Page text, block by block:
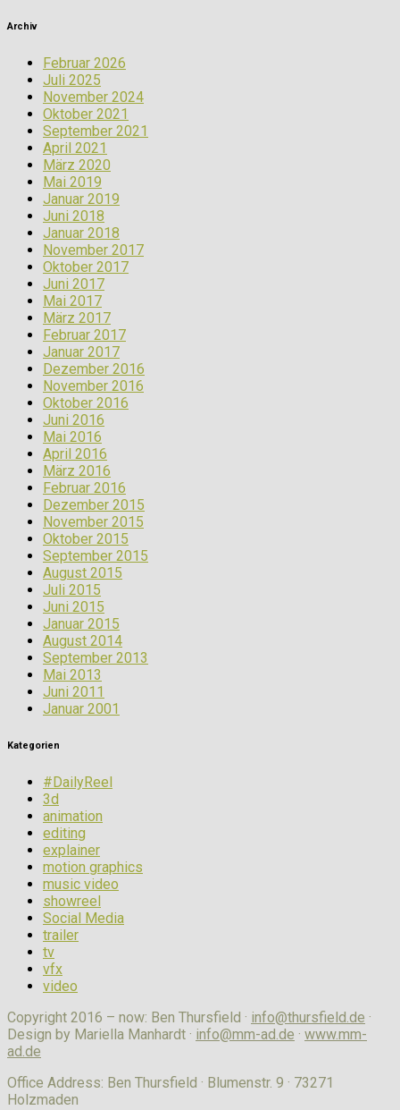
Archiv
Februar 2026
Juli 2025
November 2024
Oktober 2021
September 2021
April 2021
März 2020
Mai 2019
Januar 2019
Juni 2018
Januar 2018
November 2017
Oktober 2017
Juni 2017
Mai 2017
März 2017
Februar 2017
Januar 2017
Dezember 2016
November 2016
Oktober 2016
Juni 2016
Mai 2016
April 2016
März 2016
Februar 2016
Dezember 2015
November 2015
Oktober 2015
September 2015
August 2015
Juli 2015
Juni 2015
Januar 2015
August 2014
September 2013
Mai 2013
Juni 2011
Januar 2001
Kategorien
#DailyReel
3d
animation
editing
explainer
motion graphics
music video
showreel
Social Media
trailer
tv
vfx
video
Copyright 2016 – now: Ben Thursfield · info@thursfield.de ·
Design by Mariella Manhardt · info@mm-ad.de · www.mm-
ad.de
Office Address: Ben Thursfield · Blumenstr. 9 · 73271
Holzmaden